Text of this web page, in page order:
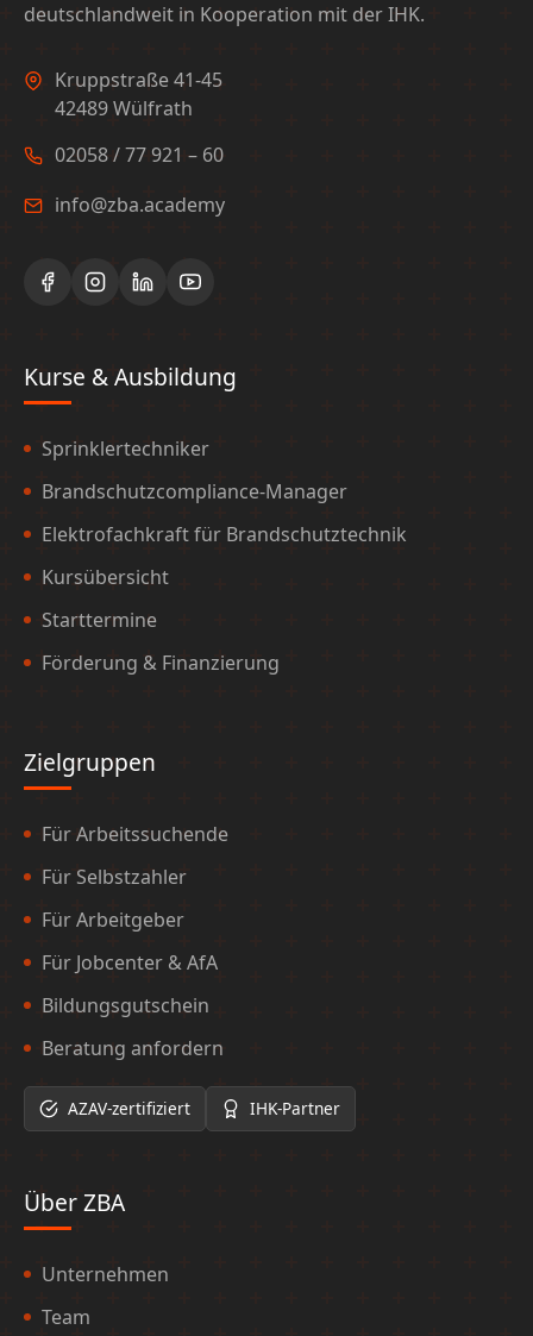
deutschlandweit in Kooperation mit der IHK.
Kruppstraße 41-45
42489 Wülfrath
02058 / 77 921 – 60
info@zba.academy
Kurse & Ausbildung
Sprinklertechniker
Brandschutzcompliance-Manager
Elektrofachkraft für Brandschutztechnik
Kursübersicht
Starttermine
Förderung & Finanzierung
Zielgruppen
Für Arbeitssuchende
Für Selbstzahler
Für Arbeitgeber
Für Jobcenter & AfA
Bildungsgutschein
Beratung anfordern
AZAV-zertifiziert IHK-Partner
Über ZBA
Unternehmen
Team